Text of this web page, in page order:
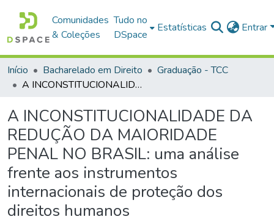
Comunidades
& Coleções
Tudo no
DSpace
Estatísticas Entrar
Início Bacharelado em Direito
Graduação - TCC
A INCONSTITUCIONALIDADE DA REDUÇÃO DA MAIORIDADE PENAL NO BRASIL: uma análise frente aos instrumentos internacionais de proteção dos direitos humanos
A INCONSTITUCIONALIDADE DA
REDUÇÃO DA MAIORIDADE
PENAL NO BRASIL: uma análise
frente aos instrumentos
internacionais de proteção dos
direitos humanos